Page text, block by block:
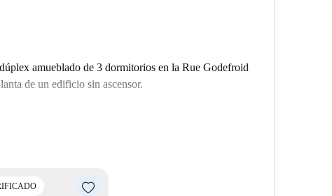
amueblado de 3 dormitorios en la Rue Godefroid
de un edificio sin ascensor.